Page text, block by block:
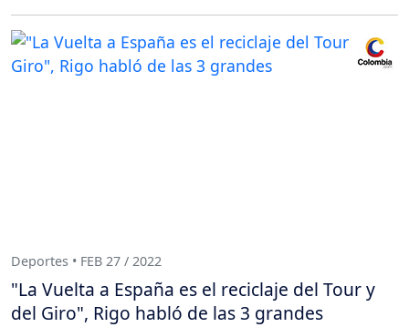
Deportes • FEB 27 / 2022
"La Vuelta a España es el reciclaje del Tour y
del Giro", Rigo habló de las 3 grandes